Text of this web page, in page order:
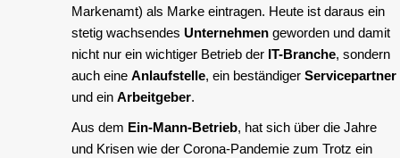
Markenamt) als Marke eintragen. Heute ist daraus ein
stetig wachsendes Unternehmen geworden und damit
nicht nur ein wichtiger Betrieb der IT-Branche, sondern
auch eine Anlaufstelle, ein beständiger Servicepartner
und ein Arbeitgeber.
Aus dem Ein-Mann-Betrieb, hat sich über die Jahre
und Krisen wie der Corona-Pandemie zum Trotz ein